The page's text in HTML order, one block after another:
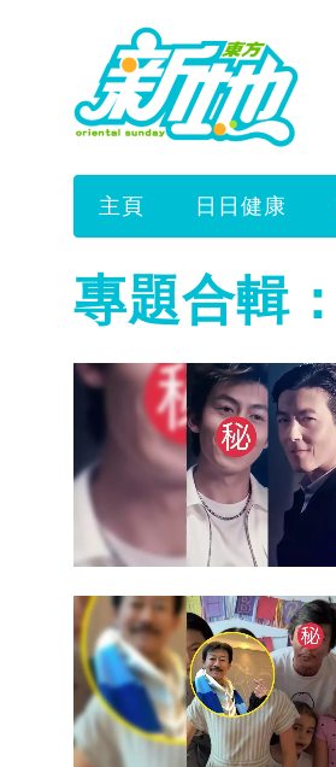
主頁 日日健康
專題合輯：